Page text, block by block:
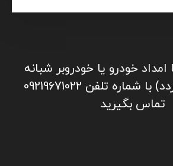
خودرو یا خودروبر شبانه
روزی تهران (تردد) با شماره تلفن 09219671022
تماس بگیرید